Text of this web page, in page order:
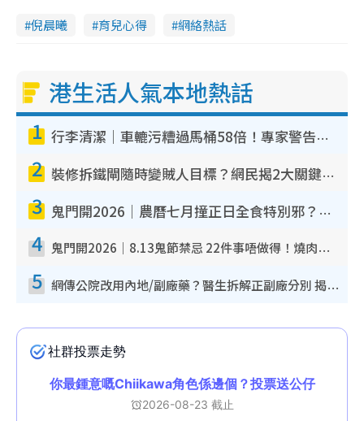
倪晨曦 育兒心得 網絡熱話
港生活人氣本地熱話
1 行李清潔｜車轆污糟過馬桶58倍！專家警告忌用酒精抹 教1招免污手除菌
2 裝修拆鐵閘隨時變賊人目標？網民揭2大關鍵用途：裝新式等於白裝？附新舊鐵閘分別
3 鬼門開2026｜農曆七月撞正日全食特別邪？專家警告切忌做一事！揭4大禁忌+2招保平安
4 鬼門開2026｜8.13鬼節禁忌 22件事唔做得！燒肉、刺身要少食？半夜勿吹口哨/打呢個電話
5 網傳公院改用內地/副廠藥？醫生拆解正副廠分別 揭4類人換藥隨時出事